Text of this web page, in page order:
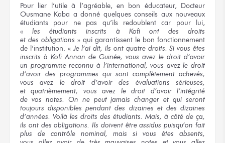
Pour lier l’utileà l’agréable, en bon éducateur, Docteur
Ousmane Kaba a donné quelques conseils aux nouveaux
étudiants pour ne pas qu’ils redoublentcar pour lui,
«les étudiants inscrits à Kofiont des droits
et des obligations » qui garantissent le bon fonctionnement
de l’institution. «Je l’ai dit,ils ontquatre droits.Si vous êtes
inscrits à Kofi Annan de Guinée, vous avez le droit d’avoir
un programmereconnu à l’international, vous avez le droit
d’avoir des programmes qui sont complètement achevés,
vous avez
le droit d’avoirdes évaluations sérieuses,
et quatrièmement,
vous avez le droit d’avoir l’intégrité
de vos notes. On ne peutjamais changeret qui seront
toujours disponibles pendantdes dizaines et des dizaines
d’années. Voilà les droits des étudiants. Mais, à côté de ça,
ils ont des obligations. Ils doiventêtre assiduspuisqu’on fait
plus de contrôle nominal, mais si vous êtes absents,